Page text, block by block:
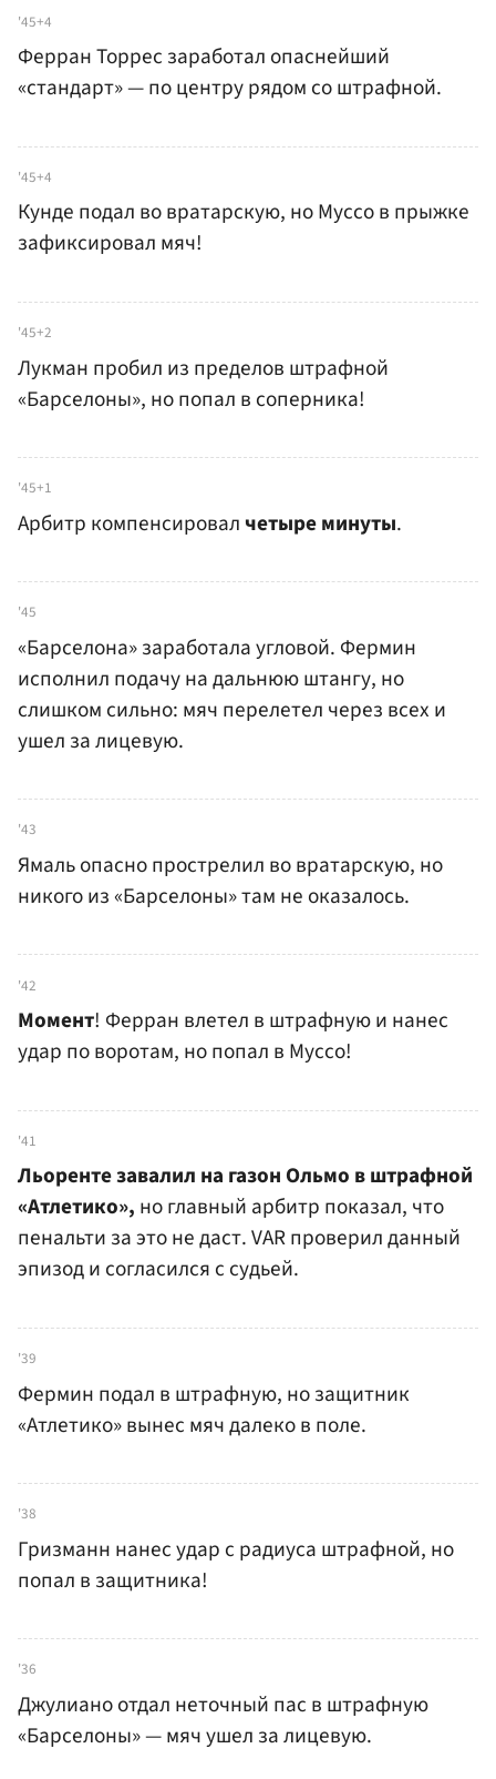
'45+4
Ферран Торрес заработал опаснейший
«стандарт» — по центру рядом со штрафной.
'45+4
Кунде подал во вратарскую, но Муссо в прыжке
зафиксировал мяч!
'45+2
Лукман пробил из пределов штрафной
«Барселоны», но попал в соперника!
'45+1
Арбитр компенсировал четыре минуты.
'45
«Барселона» заработала угловой. Фермин
исполнил подачу на дальнюю штангу, но
слишком сильно: мяч перелетел через всех и
ушел за лицевую.
'43
Ямаль опасно прострелил во вратарскую, но
никого из «Барселоны» там не оказалось.
'42
Момент! Ферран влетел в штрафную и нанес
удар по воротам, но попал в Муссо!
'41
Льоренте завалил на газон Ольмо в штрафной
«Атлетико», но главный арбитр показал, что
пенальти за это не даст. VAR проверил данный
эпизод и согласился с судьей.
'39
Фермин подал в штрафную, но защитник
«Атлетико» вынес мяч далеко в поле.
'38
Гризманн нанес удар с радиуса штрафной, но
попал в защитника!
'36
Джулиано отдал неточный пас в штрафную
«Барселоны» — мяч ушел за лицевую.